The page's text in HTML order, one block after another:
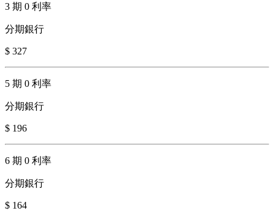
3 期 0 利率
分期銀行
$ 327
5 期 0 利率
分期銀行
$ 196
6 期 0 利率
分期銀行
$ 164